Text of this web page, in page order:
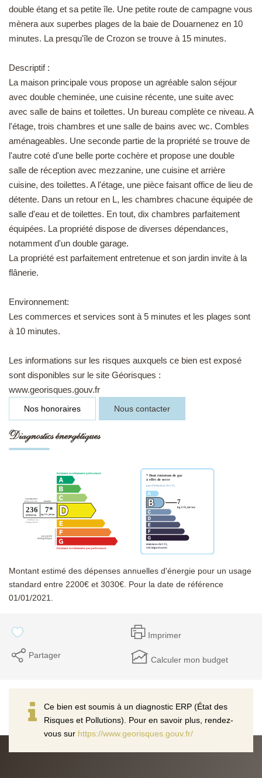
EN
double étang et sa petite île. Une petite route de campagne vous
mènera aux superbes plages de la baie de Douarnenez en 10
minutes. La presqu'île de Crozon se trouve à 15 minutes.
Descriptif :
La maison principale vous propose un agréable salon séjour
avec double cheminée, une cuisine récente, une suite avec
avec salle de bains et toilettes. Un bureau complète ce niveau. A
l'étage, trois chambres et une salle de bains avec wc. Combles
aménageables. Une seconde partie de la propriété se trouve de
l'autre coté d'une belle porte cochère et propose une double
salle de réception avec mezzanine, une cuisine et arrière
cuisine, des toilettes. A l'étage, une pièce faisant office de lieu de
détente. Dans un retour en L, les chambres chacune équipée de
salle d'eau et de toilettes. En tout, dix chambres parfaitement
équipées. La propriété dispose de diverses dépendances,
notamment d'un double garage.
La propriété est parfaitement entretenue et son jardin invite à la
flânerie.
Environnement:
Les commerces et services sont à 5 minutes et les plages sont
à 10 minutes.
Les informations sur les risques auxquels ce bien est exposé
sont disponibles sur le site Géorisques :
www.georisques.gouv.fr
Nos honoraires Nous contacter
Diagnostics énergétiques
Montant estimé des dépenses annuelles d'énergie pour un usage
standard entre 2200€ et 3030€. Pour la date de référence
01/01/2021.
Imprimer
Partager Calculer mon budget
Ce bien est soumis à un diagnostic ERP (État des
Risques et Pollutions). Pour en savoir plus, rendez-
vous sur https://www.georisques.gouv.fr/